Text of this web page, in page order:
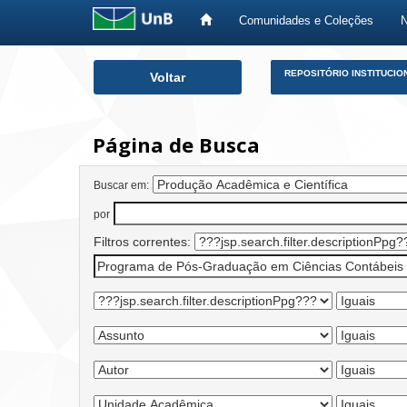
Comunidades e Coleções
Voltar REPOSITÓRIO
Página de Busca
Buscar em:
por
Filtros correntes: